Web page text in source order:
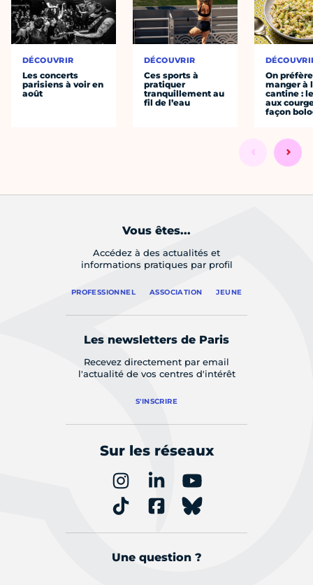
DÉCOUVRIR
Les concerts
parisiens à voir en
août
DÉCOUVRIR
Ces sports à
pratiquer
tranquillement au
fil de l’eau
On préfère
manger à
cantine :
aux
façon
Vous êtes...
Accédez à des actualités et
informations pratiques par profil
PROFESSIONNEL ASSOCIATION JEUNE
Les newsletters de Paris
Recevez directement par email
l'actualité de vos centres d'intérêt
S'INSCRIRE
Sur les réseaux
Une question ?